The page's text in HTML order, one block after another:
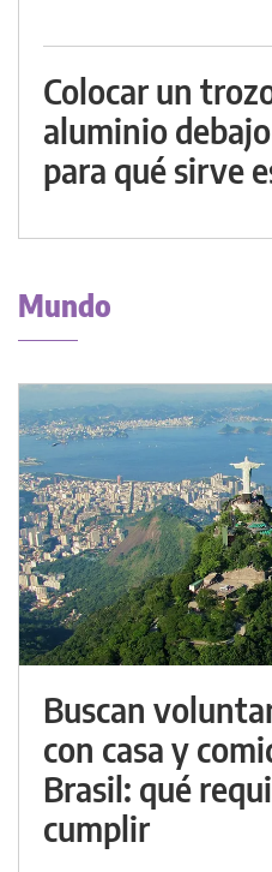
Colocar un
aluminio
para qué sirve
Mundo
Buscan
con casa y
Brasil: qué
cumplir